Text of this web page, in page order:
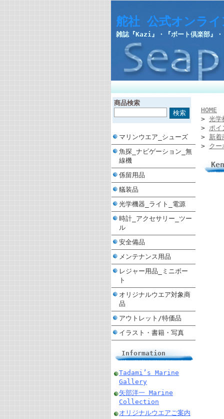
舵社 公式オンラ
雑誌『Kazi』・『ボート倶楽部』
商品検索
マリンウエア_シューズ
魚探_ナビゲーション_無
線機
係留用品
艤装品
光学機器_ライト_電源
時計_アクセサリー_ツー
ル
安全備品
メンテナンス用品
レジャー用品_ミニボー
ト
オリジナルウエア対象商
品
アウトレット/特価品
イラスト・書籍・写真
Information
Tadami’s Marine
Gallery
矢部洋一 Marine
Collection
オリジナルウエアご案内
HOME
> 光学
> ポイ
> 新着
> クー